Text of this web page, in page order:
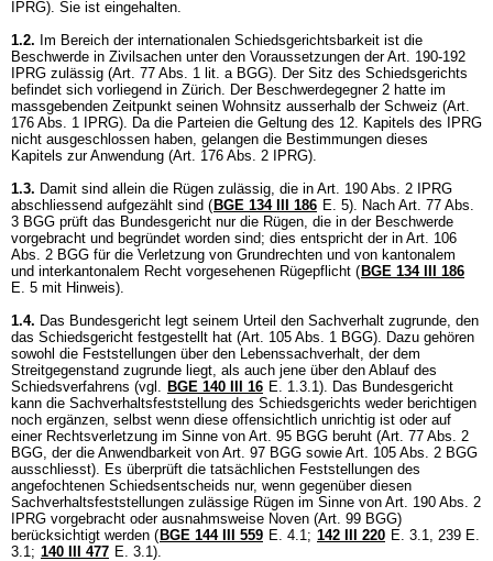
IPRG). Sie ist eingehalten.
1.2. Im Bereich der internationalen Schiedsgerichtsbarkeit ist die
Beschwerde in Zivilsachen unter den Voraussetzungen derArt. 190-192
IPRG zulässig (Art. 77 Abs. 1 lit. a BGG). Der Sitz des Schiedsgerichts
befindet sich vorliegend in Zürich. Der Beschwerdegegner 2 hatte im
massgebenden Zeitpunkt seinen Wohnsitz ausserhalb der Schweiz (Art.
176 Abs. 1 IPRG). Da die Parteien die Geltung des 12. Kapitels des IPRG
nicht ausgeschlossen haben, gelangen die Bestimmungen dieses
Kapitels zur Anwendung (Art. 176 Abs. 2 IPRG).
1.3. Damit sind allein die Rügen zulässig, die in Art. 190 Abs. 2 IPRG
abschliessend aufgezählt sind ( BGE 134 III 186 E. 5). Nach Art. 77 Abs.
3 BGG prüft das Bundesgericht nur die Rügen, die in der Beschwerde
vorgebracht und begründet worden sind; dies entspricht der in Art. 106
Abs. 2 BGG für die Verletzung von Grundrechten und von kantonalem
und interkantonalem Recht vorgesehenen Rügepflicht ( BGE 134 III 186
E. 5 mit Hinweis).
1.4. Das Bundesgericht legt seinem Urteil den Sachverhalt zugrunde, den
das Schiedsgericht festgestellt hat (Art. 105 Abs. 1 BGG). Dazu gehören
sowohl die Feststellungen über den Lebenssachverhalt, der dem
Streitgegenstand zugrunde liegt, als auch jene über den Ablauf des
Schiedsverfahrens (vgl. BGE 140 III 16 E. 1.3.1). Das Bundesgericht
kann die Sachverhaltsfeststellung des Schiedsgerichts weder berichtigen
noch ergänzen, selbst wenn diese offensichtlich unrichtig ist oder auf
einer Rechtsverletzung im Sinne von Art. 95 BGG beruht (Art. 77 Abs. 2
BGG, der die Anwendbarkeit von Art. 97 BGG sowie Art. 105 Abs. 2 BGG
ausschliesst). Es überprüft die tatsächlichen Feststellungen des
angefochtenen Schiedsentscheids nur, wenn gegenüber diesen
Sachverhaltsfeststellungen zulässige Rügen im Sinne von Art. 190 Abs. 2
IPRG vorgebracht oder ausnahmsweise Noven (Art. 99 BGG)
berücksichtigt werden ( BGE 144 III 559 E. 4.1; 142 III 220 E. 3.1, 239 E.
3.1; 140 III 477 E. 3.1).